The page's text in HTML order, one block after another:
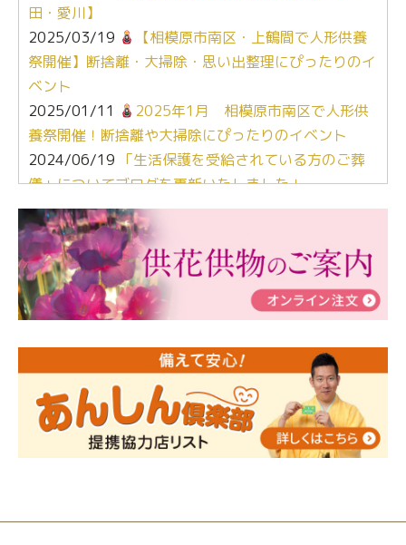
田・愛川】
2025/03/19
【相模原市南区・上鶴間で人形供養
祭開催】断捨離・大掃除・思い出整理にぴったりのイ
ベント
2025/01/11
2025年1月 相模原市南区で人形供
養祭開催！断捨離や大掃除にぴったりのイベント
2024/06/19 「生活保護を受給されている方のご葬
儀」についてブログを更新いたしました！
2024/03/06【終活なるほど教室】「マンガで学
ぶ！はじめてのお葬式」小さな家族葬ハウス®町田成
瀬 ご参加ありがとうございました！
2024/01/19令和6年能登半島地震災害の寄付のご報
告
人形供養 寄付のご報告
2023/12/16終活なるほど教室＠小さな家族葬ハウ
ス®上鶴間 エンディングノートを書いてみよう！
2023/11/29 永田屋創業110周年記念式典 レンブラ
ントホテル東京町田